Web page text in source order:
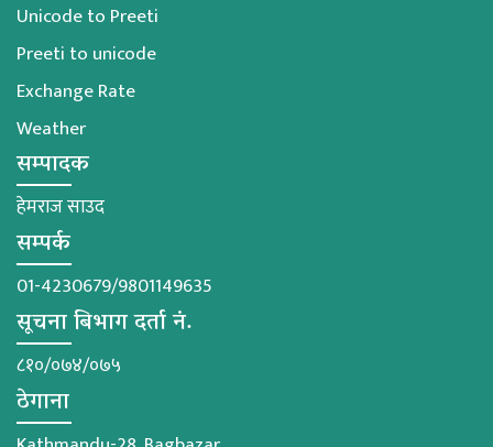
Unicode to Preeti
Preeti to unicode
Exchange Rate
Weather
सम्पादक
हेमराज साउद
सम्पर्क
01-4230679/9801149635
सूचना बिभाग दर्ता नं.
८१०/०७४/०७५
ठेगाना